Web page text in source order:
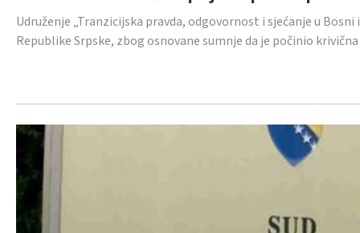
Udruženje „Tranzicijska pravda, odgovornost i sjećanje u
Republike Srpske, zbog osnovane sumnje da je počinio